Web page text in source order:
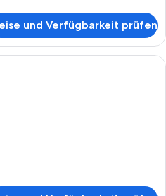
und Verfügbarkeit prüfen
Ein klassisches Hotelzimmer mit